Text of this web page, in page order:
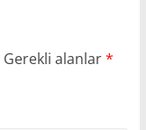
Gerekli alanlar*